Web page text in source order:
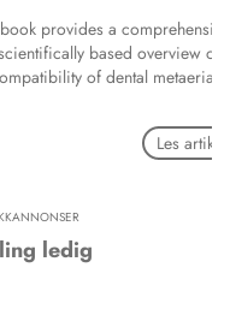
provides a comprehensive
based overview of
of dental metaerials.
are presented, as well as
on almost all material
Les
ledig